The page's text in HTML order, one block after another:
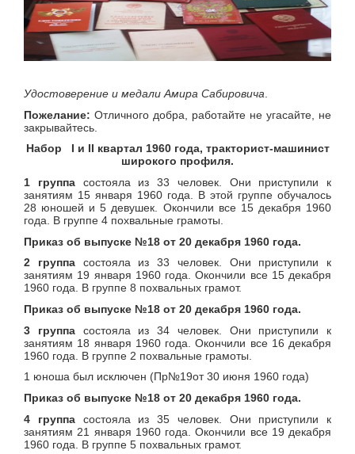
Удостоверение и медали Амира Сабировича
Пожелание: Отличного добра, работайте не угасайте, не
закрывайтесь.
Набор I и II квартал 1960 года, тракторист-машинист
широкого профиля.
1 группасостояла из 33 человек. Они приступили к
занятиям 15 января 1960 года. В этой группе обучалось
28 юношей и 5 девушек. Окончили все 15 декабря 1960
года. В группе 4 похвальные грамоты.
Приказ об выпуске №18 от 20 декабря 1960 года.
2 группасостояла из 33 человек. Они приступили к
занятиям 19 января 1960 года. Окончили все 15 декабря
1960 года. В группе 8 похвальных грамот.
Приказ об выпуске №18 от 20 декабря 1960 года.
3 группа состояла из 34 человек. Они приступили к
занятиям 18 января 1960 года. Окончили все 16 декабря
1960 года. В группе 2 похвальные грамоты.
1 юноша был исключен (Пр№19от 30 июня 1960 года)
Приказ об выпуске №18 от 20 декабря 1960 года.
4 группа состояла из 35 человек. Они приступили к
занятиям 21 января 1960 года. Окончили все 19 декабря
1960 года. В группе 5 похвальных грамот.